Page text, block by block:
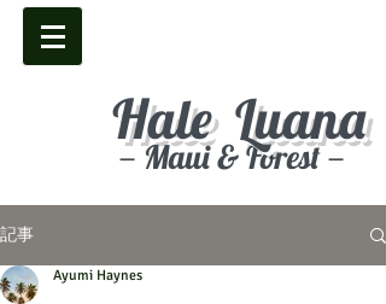
－Maui & Forest－
Hale Luana
記事
Ayumi Haynes